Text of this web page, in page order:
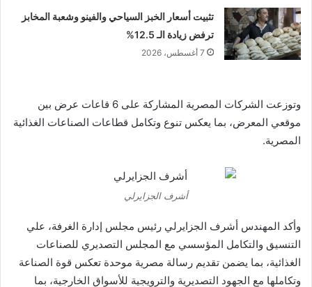
تثبيت أسعار الخبز السياحي والفينو وشعبة المخابز
ترفض زيادة الـ 12.5%
7 أغسطس، 2026
وتوزعت الشركات المصرية المشاركة على 6 قاعات عرض بين
موقعي المعرض، بما يعكس تنوع وتكامل قطاعات الصناعات الغذائية
المصرية.
أشرف الجزايرلي
وأكد المهندس أشرف الجزايرلي رئيس مجلس إدارة الغرفة، علي
التنسيق والتكامل المؤسسي مع المجلس التصديري للصناعات
الغذائية، بما يضمن تقديم رسالة مصرية موحدة تعكس قوة الصناعة
وتكاملها مع الجهود التصديرية والترويجية للأسواق الخارجية، بما